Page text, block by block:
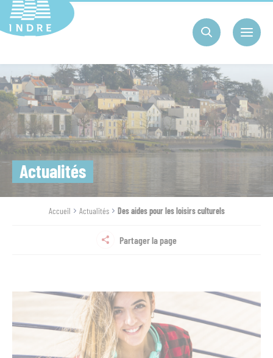
Actualités
Accueil Actualités Des aides pour les loisirs culturels
Partager la page
Cookies management panel